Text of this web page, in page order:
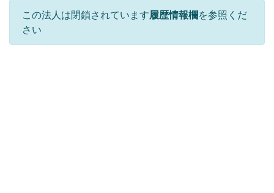
この法人は閉鎖されています履歴情報欄を参照くだ
さい